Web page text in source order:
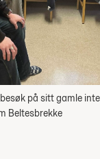
på sitt gamle
Beltesbrekke